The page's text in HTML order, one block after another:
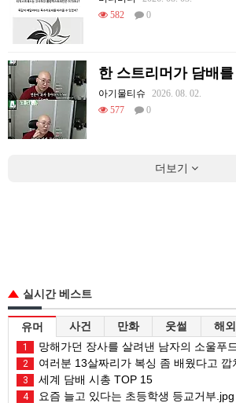
582
0
아기물티슈
2026. 08. 02.
577
0
더보기
실시간 베스트
유머 사건 만화 웃썰 해외
1 망해가던 장사를 살려낸 남자의 소울푸드
2 여러분 13살짜리가 복싱 좀 배웠다고 깝치
3 세계 담배 시총 TOP 15
4 요즘 늘고 있다는 초등학생 등교거부.jpg